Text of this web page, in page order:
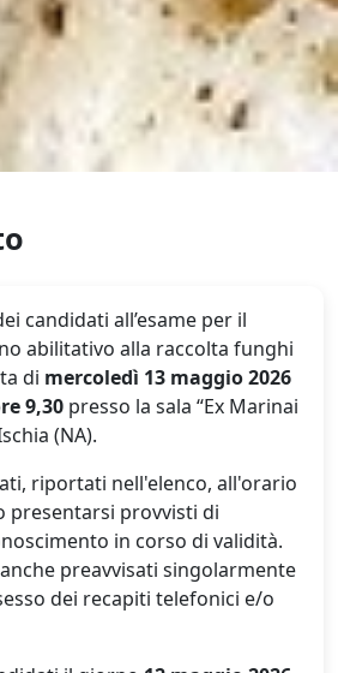
candidati all’esame per il
abilitativo alla raccolta funghi
di mercoledì 13 maggio 2026
9,30 presso la sala “Ex Marinai
(NA).
riportati nell'elenco, all'orario
presentarsi provvisti di
in corso di validità.
preavvisati singolarmente
dei recapiti telefonici e/o